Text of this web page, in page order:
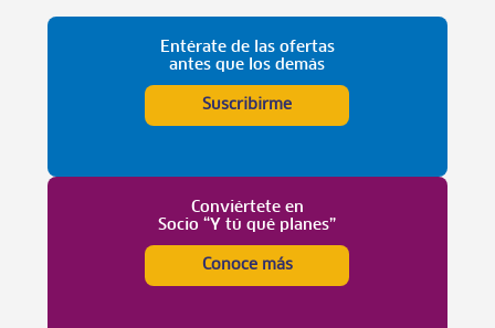
Entérate de las ofertas
antes que los demás
Suscribirme
Conviértete en
Socio “Y tú qué planes”
Conoce más